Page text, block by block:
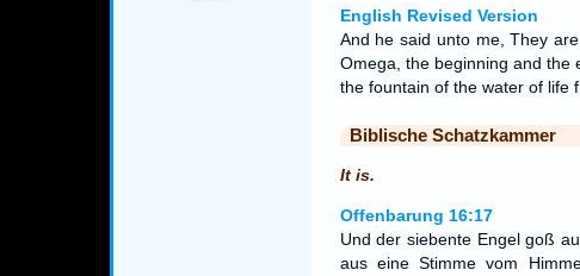
English Revised Version
And he said unto me, They
Omega, the beginning and the
the fountain of the water of life
Biblische Schatzkammer
It is.
Offenbarung 16:17
Und der siebente Engel goß
aus eine Stimme vom